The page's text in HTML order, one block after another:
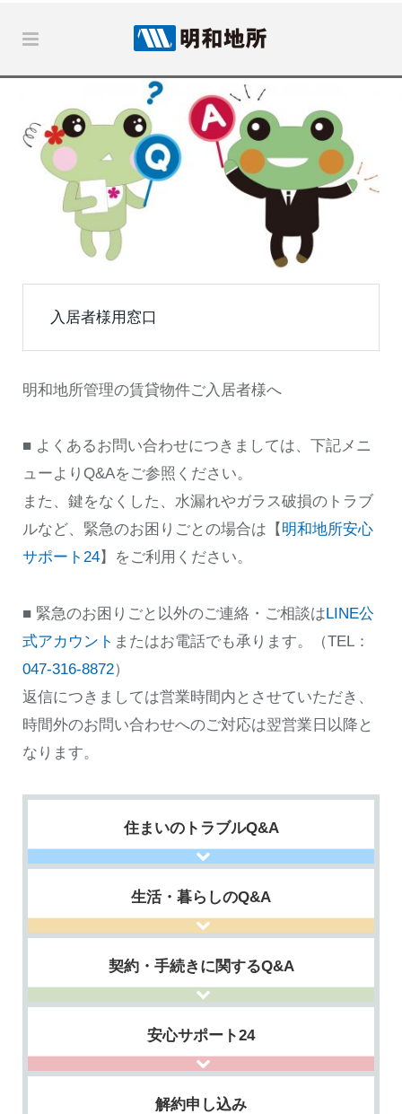
入居者様用窓口
明和地所管理の賃貸物件ご入居者様へ
■ よくあるお問い合わせにつきましては、下記メニ
ューよりQ&Aをご参照ください。
また、鍵をなくした、水漏れやガラス破損のトラブ
ルなど、緊急のお困りごとの場合は【 明和地所安心
サポート24】をご利用ください。
■ 緊急のお困りごと以外のご連絡・ご相談はLINE公
式アカウント またはお電話でも承ります。（TEL：
047-316-8872）
返信につきましては営業時間内とさせていただき、
時間外のお問い合わせへのご対応は翌営業日以降と
なります。
住まいのトラブルQ&A
生活・暮らしのQ&A
契約・手続きに関するQ&A
安心サポート24
解約申し込み